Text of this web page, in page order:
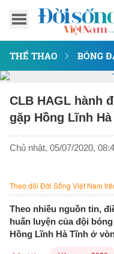
THỂ THAO BÓNG
CLB HAGL hành
gặp Hồng Lĩnh
Chủ nhật, 05/07/2020,
Theo dõi Đời Sống Việt Nam
Theo nhiều nguồn tin,
huấn luyện của đội
Hồng Lĩnh Hà Tĩnh ở